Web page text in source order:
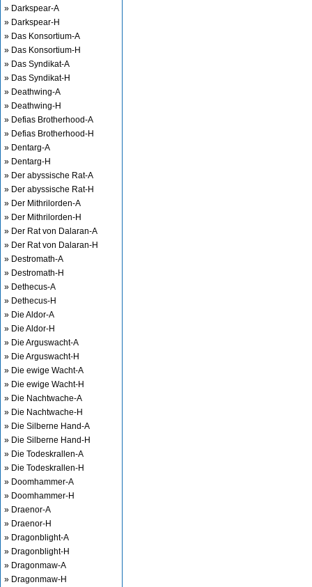
» Darkspear-A
» Darkspear-H
» Das Konsortium-A
» Das Konsortium-H
» Das Syndikat-A
» Das Syndikat-H
» Deathwing-A
» Deathwing-H
» Defias Brotherhood-A
» Defias Brotherhood-H
» Dentarg-A
» Dentarg-H
» Der abyssische Rat-A
» Der abyssische Rat-H
» Der Mithrilorden-A
» Der Mithrilorden-H
» Der Rat von Dalaran-A
» Der Rat von Dalaran-H
» Destromath-A
» Destromath-H
» Dethecus-A
» Dethecus-H
» Die Aldor-A
» Die Aldor-H
» Die Arguswacht-A
» Die Arguswacht-H
» Die ewige Wacht-A
» Die ewige Wacht-H
» Die Nachtwache-A
» Die Nachtwache-H
» Die Silberne Hand-A
» Die Silberne Hand-H
» Die Todeskrallen-A
» Die Todeskrallen-H
» Doomhammer-A
» Doomhammer-H
» Draenor-A
» Draenor-H
» Dragonblight-A
» Dragonblight-H
» Dragonmaw-A
» Dragonmaw-H